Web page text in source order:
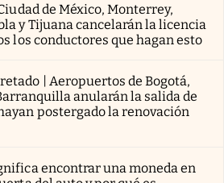
de México, Monterrey,
y Tijuana cancelarán la licencia
los conductores que hagan esto
| Aeropuertos de Bogotá,
anularán la salida de
postergado la renovación
encontrar una moneda en